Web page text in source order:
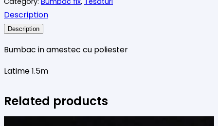
bumbac
cu
inimioare
Description
Description
Bumbac in amestec cu poliester
Latime 1.5m
Related products